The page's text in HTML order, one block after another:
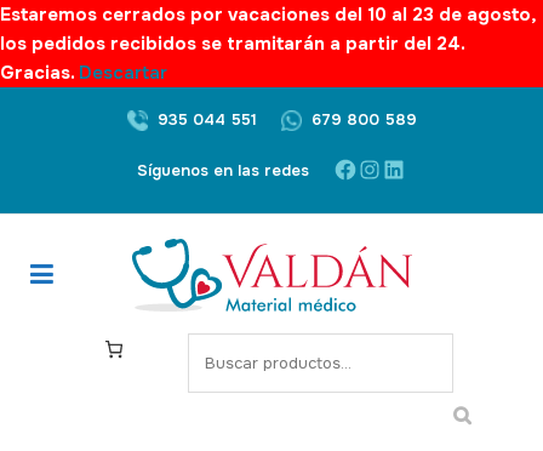
Estaremos cerrados por vacaciones del 10 al 23 de agosto,
los pedidos recibidos se tramitarán a partir del 24.
Gracias. Descartar
935 044 551 679 800 589
Síguenos en las redes Facebook
Instagram
LinkedIn
S
e